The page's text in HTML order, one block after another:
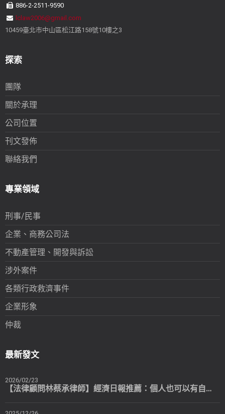
886-2-2511-9590
lclaw2006@gmail.com
10459臺北市中山區松江路158號10樓之3
探索
團隊
關於承理
公司位置
刊文發佈
聯絡我們
專業領域
刑事/民事
企業、商務公司法
不動產管理、開發與訴訟
涉外案件
各類行政救濟事件
企業形象
仲裁
最新發文
2026/02/23
【法律顧問林蔡承律師】經濟日報推薦：個人也可以有自己專屬的法律顧問